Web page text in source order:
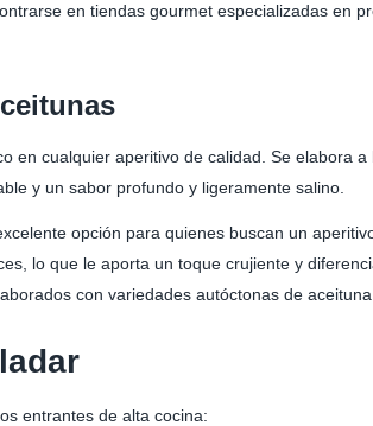
en tiendas gourmet especializadas en
en cualquier aperitivo de calidad. Se elabora a
y un sabor profundo y ligeramente salino.
opción para quienes buscan un
lo que le aporta un toque crujiente y
con variedades autóctonas de aceituna.
entrantes de alta cocina: